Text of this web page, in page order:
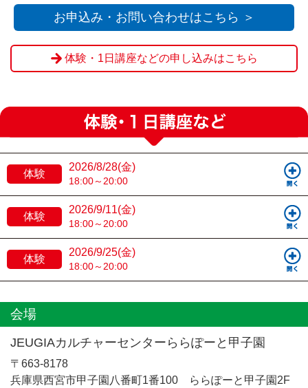
お申込み・お問い合わせはこちら ＞
体験・1日講座などの申し込みはこちら
体験
2026/8/28(金)
18:00～20:00
体験
2026/9/11(金)
18:00～20:00
体験
2026/9/25(金)
18:00～20:00
会場
JEUGIAカルチャーセンターららぽーと甲子園
〒663-8178
兵庫県西宮市甲子園八番町1番100 ららぽーと甲子園2F